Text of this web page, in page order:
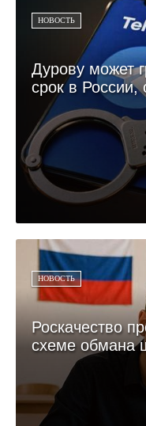
НОВОСТЬ
Дурову может
срок в России,
НОВОСТЬ
Роскачество
схеме обмана